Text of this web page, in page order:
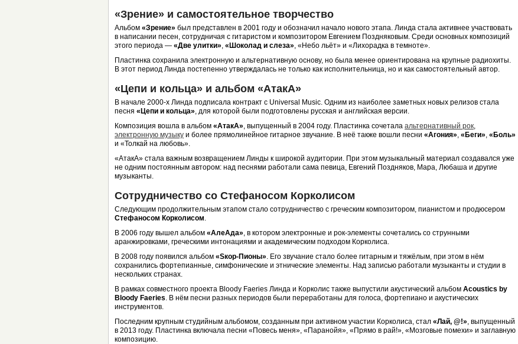
«Зрение» и самостоятельное творчество
Альбом «Зрение» был представлен в 2001 году и обозначил начало нового этапа. Линда стала активнее участвовать
в написании песен, сотрудничая с гитаристом и композитором Евгением Поздняковым. Среди основных композиций
этого периода — «Две улитки», «Шоколад и слеза», «Небо льёт» и «Лихорадка в темноте».
Пластинка сохранила электронную и альтернативную основу, но была менее ориентирована на крупные радиохиты.
В этот период Линда постепенно утверждалась не только как исполнительница, но и как самостоятельный автор.
«Цепи и кольца» и альбом «АтакА»
В начале 2000-х Линда подписала контракт с Universal Music. Одним из наиболее заметных новых релизов стала
песня «Цепи и кольца», для которой были подготовлены русская и английская версии.
Композиция вошла в альбом «АтакА», выпущенный в 2004 году. Пластинка сочетала альтернативный рок,
электронную музыку и более прямолинейное гитарное звучание. В неё также вошли песни «Агония», «Беги», «Боль»
и «Толкай на любовь».
«АтакА» стала важным возвращением Линды к широкой аудитории. При этом музыкальный материал создавался уже
не одним постоянным автором: над песнями работали сама певица, Евгений Поздняков, Мара, Любаша и другие
музыканты.
Сотрудничество со Стефаносом Корколисом
Следующим продолжительным этапом стало сотрудничество с греческим композитором, пианистом и продюсером
Стефаносом Корколисом.
В 2006 году вышел альбом «АлеАда», в котором электронные и рок-элементы сочетались со струнными
аранжировками, греческими интонациями и академическим подходом Корколиса.
В 2008 году появился альбом «Sкор-Пионы». Его звучание стало более гитарным и тяжёлым, при этом в нём
сохранились фортепианные, симфонические и этнические элементы. Над записью работали музыканты и студии в
нескольких странах.
В рамках совместного проекта Bloody Faeries Линда и Корколис также выпустили акустический альбом Acoustics by
Bloody Faeries. В нём песни разных периодов были переработаны для голоса, фортепиано и акустических
инструментов.
Последним крупным студийным альбомом, созданным при активном участии Корколиса, стал «Лай, @!», выпущенный
в 2013 году. Пластинка включала песни «Повесь меня», «Паранойя», «Прямо в рай!», «Мозговые помехи» и заглавную
композицию.